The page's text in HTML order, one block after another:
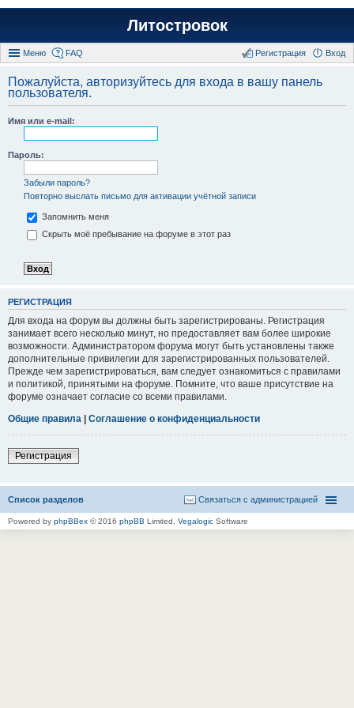
Литостровок
Меню FAQ Вход
Регистрация
Пожалуйста, авторизуйтесь для входа в вашу панель
пользователя.
Имя или e-mail:
Пароль:
Забыли пароль?
Повторно выслать письмо для активации учётной записи
Запомнить меня
Скрыть моё пребывание на форуме в этот раз
РЕГИСТРАЦИЯ
Для входа на форум вы должны быть зарегистрированы. Регистрация
занимает всего несколько минут, но предоставляет вам более широкие
возможности. Администратором форума могут быть установлены также
дополнительные привилегии для зарегистрированных пользователей.
Прежде чем зарегистрироваться, вам следует ознакомиться с правилами
и политикой, принятыми на форуме. Помните, что ваше присутствие на
форуме означает согласие со всеми правилами.
Общие правила | Соглашение о конфиденциальности
Регистрация
Список разделов Связаться с администрацией
Powered by phpBBex © 2016 phpBB Limited, Vegalogic Software